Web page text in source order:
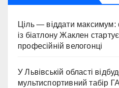
Ціль — віддати максимум:
із біатлону Жаклен
професійній велогонці
У Львівській області
мультиспортивний табір